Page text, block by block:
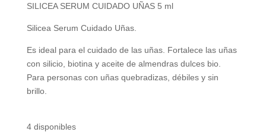
SILICEA SERUM CUIDADO UÑAS 5 ml
Silicea Serum Cuidado Uñas.
Es ideal para el cuidado de las uñas. Fortalece las uñas
con silicio, biotina y aceite de almendras dulces bio.
Para personas con uñas quebradizas, débiles y sin
brillo.
4 disponibles